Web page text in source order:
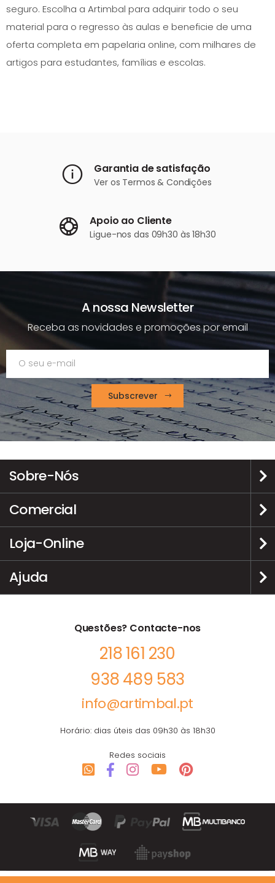
seguro. Escolha a Artimbal para adquirir todo o seu
material para o regresso às aulas e beneficie de uma
oferta completa em papelaria online, com milhares de
artigos para estudantes, famílias e escolas.
Garantia de satisfação
Ver os Termos & Condições
Apoio ao Cliente
Ligue-nos das 09h30 às 18h30
A nossa Newsletter
Receba as novidades e promoções por email
Subscrever
Sobre-Nós
Comercial
Loja-Online
Ajuda
Questões? Contacte-nos
218 161 230
938 489 583
info@artimbal.pt
Horário: dias úteis das 09h30 às 18h30
Redes sociais